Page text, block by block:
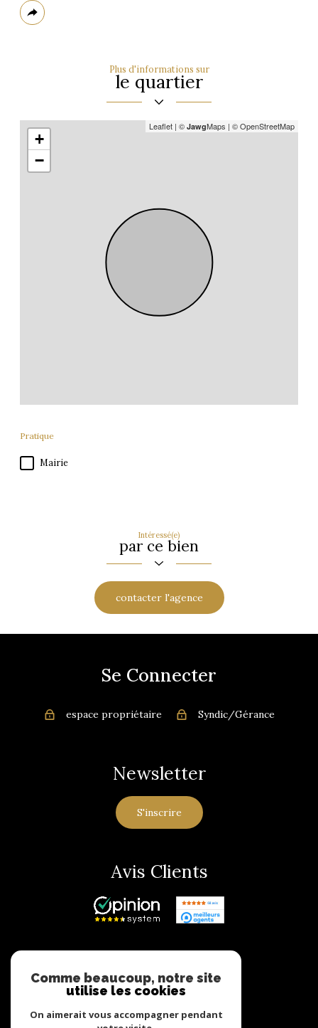
Plus
de
Plus d'informations sur
le quartier
+
−
Leaflet | © JawgMaps | © OpenStreetMap
Pratique
Mairie
Intéressé(e)
par ce bien
contacter l'agence
Se Connecter
espace propriétaire Syndic/Gérance
Newsletter
S'inscrire
Avis Clients
Adhérents
Comme beaucoup, notre site
utilise les cookies
On aimerait vous accompagner pendant